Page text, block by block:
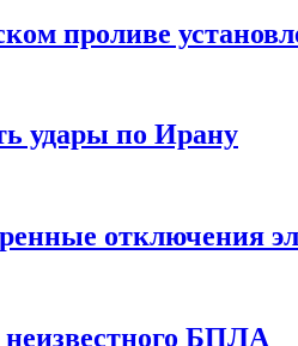
проливе
удары по Ирану
отключения
БПЛА